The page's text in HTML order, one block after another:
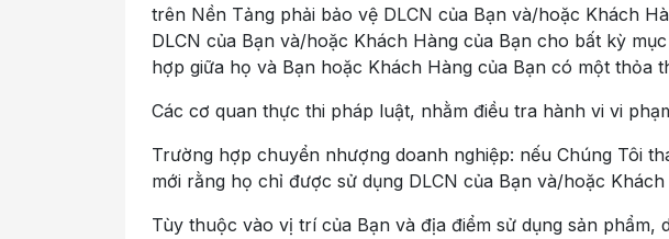
trên Nền Tảng phải bảo vệ DLCN của Bạn và/hoặc Khách
DLCN của Bạn và/hoặc Khách Hàng của Bạn cho bất kỳ
hợp giữa họ và Bạn hoặc Khách Hàng của Bạn có một thỏa
Các cơ quan thực thi pháp luật, nhằm điều tra hành vi vi
Trường hợp chuyển nhượng doanh nghiệp: nếu Chúng Tôi
mới rằng họ chỉ được sử dụng DLCN của Bạn và/hoặc
Tùy thuộc vào vị trí của Bạn và địa điểm sử dụng sản